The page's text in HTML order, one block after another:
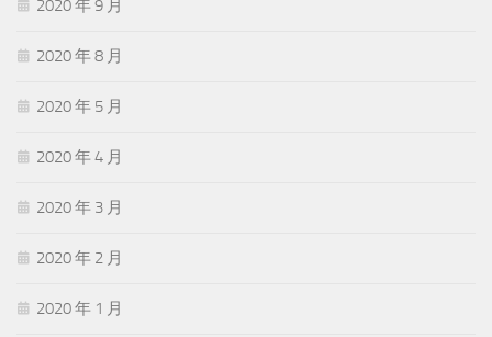
2020 年 9 月
2020 年 8 月
2020 年 5 月
2020 年 4 月
2020 年 3 月
2020 年 2 月
2020 年 1 月